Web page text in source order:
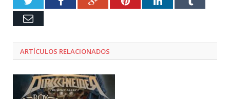
Email
ARTÍCULOS RELACIONADOS